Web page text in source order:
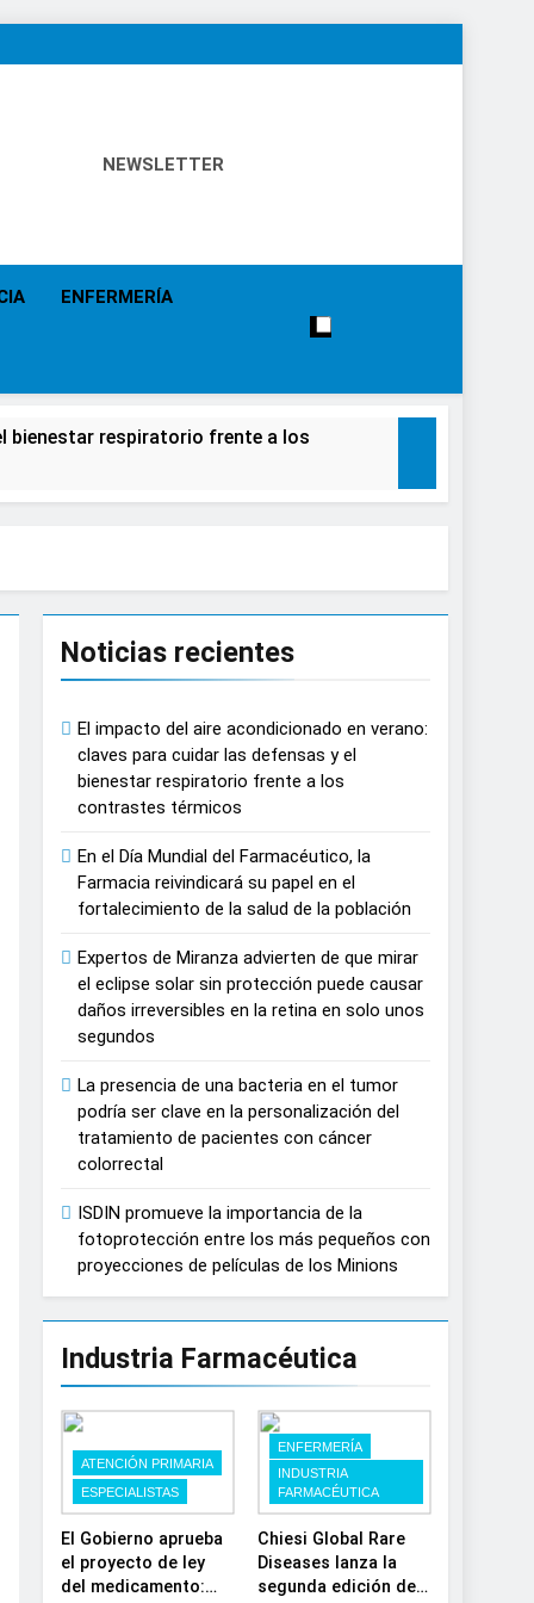
NEWSLETTER
ENFERMERÍA
bienestar respiratorio frente a los
daños irreversibles en la retina en
tratamiento de pacientes con cáncer
proyecciones de películas de los
lactante
playas y otros espacios al aire
estratégica y modernización
muscular del deportista
Noticias recientes
El impacto del aire acondicionado en verano:
claves para cuidar las defensas y el
bienestar respiratorio frente a los
contrastes térmicos
En el Día Mundial del Farmacéutico, la
Farmacia reivindicará su papel en el
fortalecimiento de la salud de la población
Expertos de Miranza advierten de que mirar
el eclipse solar sin protección puede causar
daños irreversibles en la retina en solo unos
segundos
La presencia de una bacteria en el tumor
podría ser clave en la personalización del
tratamiento de pacientes con cáncer
colorrectal
ISDIN promueve la importancia de la
fotoprotección entre los más pequeños con
proyecciones de películas de los Minions
Industria Farmacéutica
ATENCIÓN PRIMARIA
ESPECIALISTAS
El Gobierno aprueba
el proyecto de ley
del medicamento:
ENFERMERÍA
INDUSTRIA
FARMACÉUTICA
Chiesi Global Rare
Diseases lanza la
segunda edición de